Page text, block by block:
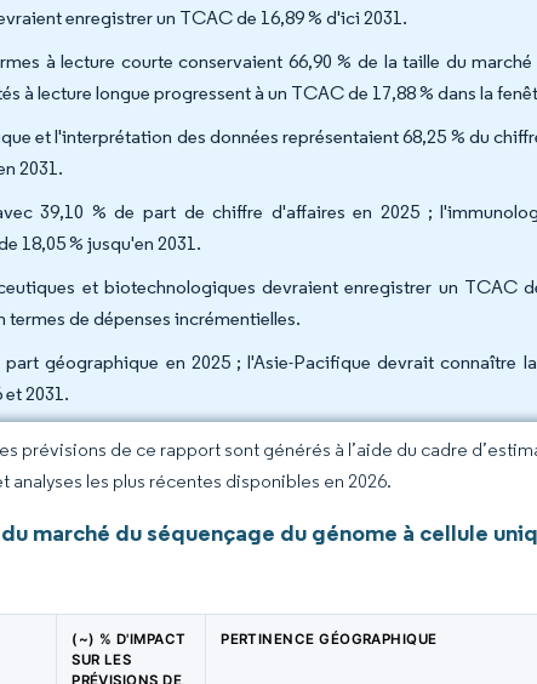
enregistrer un TCAC de 16,89 % d'ici 2031.
à lecture courte conservaient 66,90 % de la taille du
à lecture longue progressent à un TCAC de 17,88 % dans la
et l'interprétation des données représentaient 68,25 % du
2031.
39,10 % de part de chiffre d'affaires en 2025 ;
18,05 % jusqu'en 2031.
et biotechnologiques devraient enregistrer un TCAC
de dépenses incrémentielles.
géographique en 2025 ; l'Asie-Pacifique devrait connaître
2031.
prévisions de ce rapport sont générés à l’aide du cadre
les plus récentes disponibles en 2026.
marché du séquençage du génome à cellule
(~) % D'IMPACT
SUR LES
PRÉVISIONS DE
PERTINENCE GÉOGRAPHIQUE